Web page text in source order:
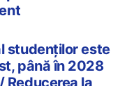
studenților este
până în 2028
Reducerea la